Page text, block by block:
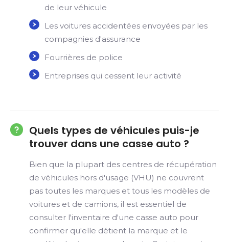
de leur véhicule
Les voitures accidentées envoyées par les
compagnies d'assurance
Fourrières de police
Entreprises qui cessent leur activité
Quels types de véhicules puis-je
trouver dans une casse auto ?
Bien que la plupart des centres de récupération
de véhicules hors d'usage (VHU) ne couvrent
pas toutes les marques et tous les modèles de
voitures et de camions, il est essentiel de
consulter l'inventaire d'une casse auto pour
confirmer qu'elle détient la marque et le